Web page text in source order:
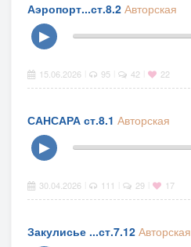
Аэропорт...ст.8.2 Авторская
▶
15.06.2026 95 42 22
САНСАРА ст.8.1 Авторская
▶
30.04.2026 111 29 17
Закулисье ...ст.7.12 Авторская